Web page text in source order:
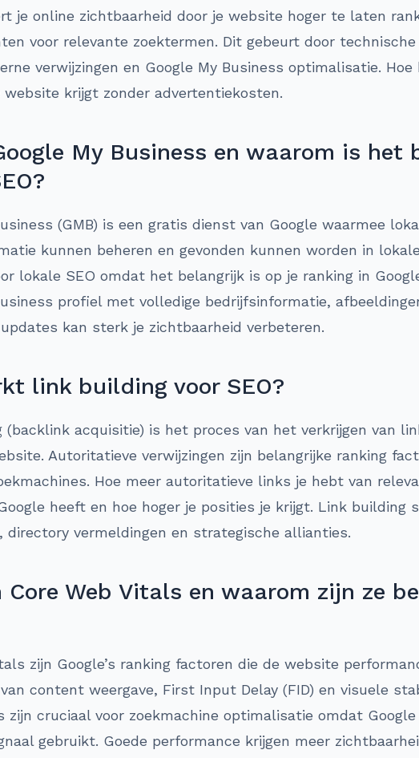
je online zichtbaarheid door je website hoger te laten
voor relevante zoektermen. Dit gebeurt door
verwijzingen en Google My Business optimalisatie.
website krijgt zonder advertentiekosten.
My Business en waarom is het
(GMB) is een gratis dienst van Google waarmee
kunnen beheren en gevonden kunnen worden in
lokale SEO omdat het belangrijk is op je ranking in
profiel met volledige bedrijfsinformatie,
kan sterk je zichtbaarheid verbeteren.
link building voor SEO?
(backlink acquisitie) is het proces van het verkrijgen van
Autoritatieve verwijzingen zijn belangrijke ranking
Hoe meer autoritatieve links je hebt van
heeft en hoe hoger je posities je krijgt. Link building
directory vermeldingen en strategische allianties.
Core Web Vitals en waarom zijn ze
zijn Google’s ranking factoren die de website
content weergave, First Input Delay (FID) en visuele
zijn cruciaal voor zoekmachine optimalisatie omdat
gebruikt. Goede performance krijgen meer